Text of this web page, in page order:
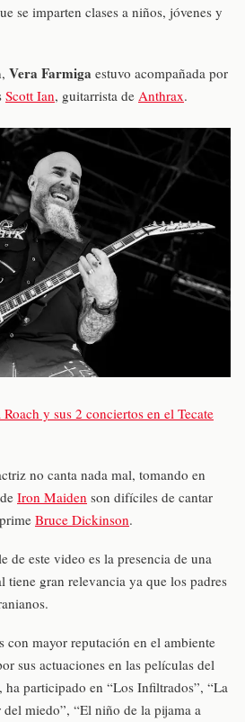
se imparten clases a niños, jóvenes y
Vera Farmiga estuvo acompañada por
Scott Ian, guitarrista de Anthrax.
Roach y sus 2 conciertos en el Tecate
no canta nada mal, tomando en
Iron Maiden son difíciles de cantar
Bruce Dickinson.
de este video es la presencia de una
tiene gran relevancia ya que los padres
con mayor reputación en el ambiente
sus actuaciones en las películas del
participado en “Los Infiltrados”, “La
miedo”, “El niño de la pijama a